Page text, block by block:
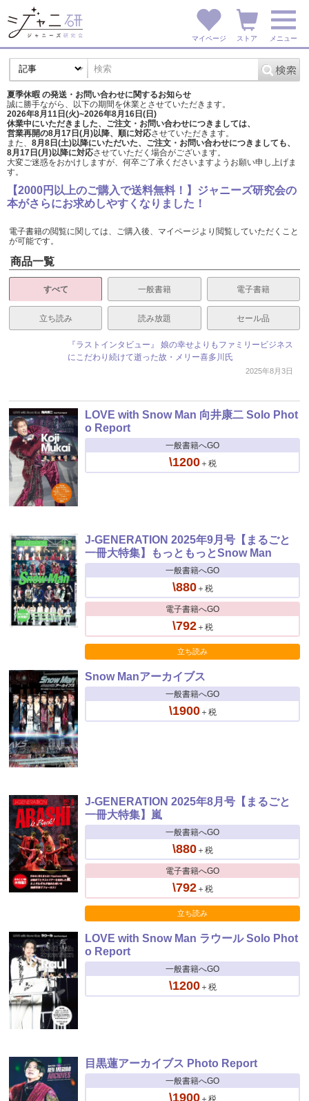
マイページ ストア メニュー
夏季休暇 の発送・お問い合わせに関するお知らせ
誠に勝手ながら、以下の期間を休業とさせていただきます。
2026年8月11日(火)~2026年8月16日(日)
休業中にいただきました、ご注文・お問い合わせにつきましては、
営業再開の8月17日(月)以降、順に対応させていただきます。
また、 8月8日(土)以降にいただいた、ご注文・ お問い合わせにつきましても、
8月17日(月)以降に対応させていただく場合がございます。
大変ご迷惑をおかけしますが、 何卒ご了承くださいますようお願い申し上げま
す。
【2000円以上のご購入で送料無料！】ジャニーズ研究会の
本がさらにお求めしやすくなりました！
電子書籍の閲覧に関しては、ご購入後、マイページより閲覧していただくこと
が可能です。
商品一覧
すべて 一般書籍 電子書籍
立ち読み 読み放題 セール品
『ラストインタビュー』 娘の幸せよりもファミリービジネス
にこだわり続けて逝った故・メリー喜多川氏
2025年8月3日
LOVE with Snow Man 向井康二 Solo Phot
o Report
一般書籍へGO
\1200＋税
J-GENERATION 2025年9月号【まるごと
一冊大特集】もっともっとSnow Man
一般書籍へGO
\880＋税
電子書籍へGO
\792＋税
立ち読み
Snow Manアーカイブス
一般書籍へGO
\1900＋税
J-GENERATION 2025年8月号【まるごと
一冊大特集】嵐
一般書籍へGO
\880＋税
電子書籍へGO
\792＋税
立ち読み
LOVE with Snow Man ラウール Solo Phot
o Report
一般書籍へGO
\1200＋税
目黒蓮アーカイブス Photo Report
一般書籍へGO
\1900＋税